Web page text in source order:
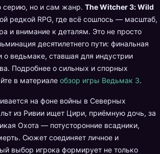
серию, но и сам жанр. The Witcher 3: Wild
редкой RPG, где всё сошлось — масштаб,
и внимание к деталям. Это не просто
десятилетнего пути: финальная
о ведьмаке, ставшая для индустрии
Подробнее о сильных и спорных
в материале обзор игры Ведьмак 3.
на фоне войны в Северных
из Ривии ищет Цири, приёмную дочь, за
Охота — потусторонние всадники,
Сюжет соединяет личное и
выбор игрока формирует не только